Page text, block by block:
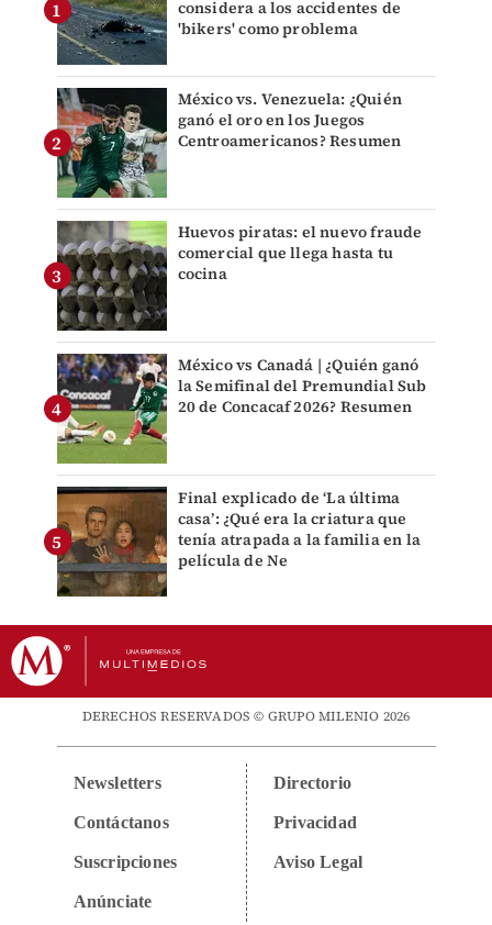
considera a los accidentes de
'bikers' como problema
México vs. Venezuela: ¿Quién
ganó el oro en los Juegos
Centroamericanos? Resumen
Huevos piratas: el nuevo fraude
comercial que llega hasta tu
cocina
México vs Canadá | ¿Quién ganó
la Semifinal del Premundial Sub
20 de Concacaf 2026? Resumen
Final explicado de ‘La última
casa’: ¿Qué era la criatura que
tenía atrapada a la familia en la
película de Ne
DERECHOS RESERVADOS © GRUPO MILENIO 2026
Newsletters
Contáctanos
Suscripciones
Anúnciate
Directorio
Privacidad
Aviso Legal